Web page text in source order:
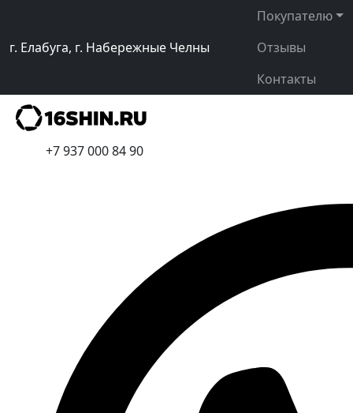
г. Елабуга, г. Набережные Челны
Покупателю
Отзывы
Контакты
+7 937 000 84 90